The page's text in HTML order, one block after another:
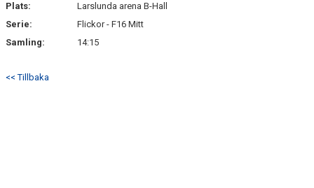
KONTAKT
BÖRJA SPELA HANDBOLL HOS F10/11 LAGET
Plats:
Larslunda arena B-Hall
Serie:
Flickor - F16 Mitt
Samling:
14:15
<< Tillbaka